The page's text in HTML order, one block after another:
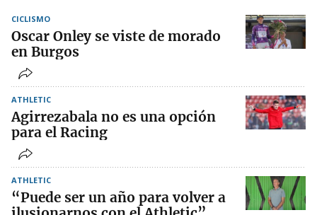
CICLISMO
Oscar Onley se viste de morado
en Burgos
ATHLETIC
Agirrezabala no es una opción
para el Racing
ATHLETIC
“Puede ser un año para volver a